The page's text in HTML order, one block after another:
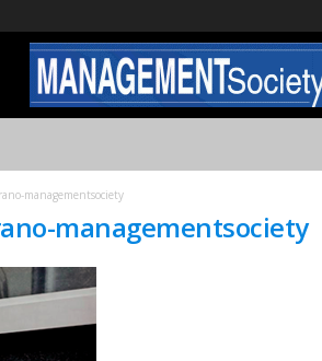
managementsociety
managementsociety